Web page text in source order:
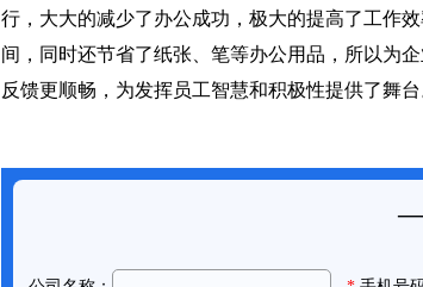
行，大大的减少了办公成功，极大的提高了工作
间，同时还节省了纸张、笔等办公用品，所以为
反馈更顺畅，为发挥员工智慧和积极性提供了舞